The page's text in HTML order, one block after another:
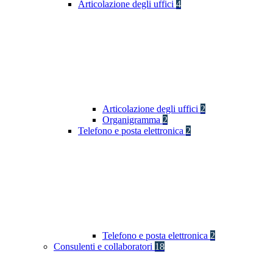
Articolazione degli uffici 4
Articolazione degli uffici 2
Organigramma 2
Telefono e posta elettronica 2
Telefono e posta elettronica 2
Consulenti e collaboratori 18